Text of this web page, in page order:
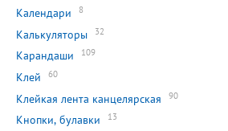
Календари 8
Калькуляторы 32
Карандаши 109
Клей 60
Клейкая лента канцелярская 90
Кнопки, булавки 13